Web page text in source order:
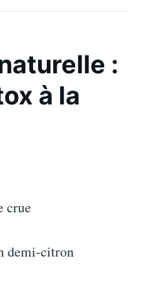
:
à la
crue
demi-citron